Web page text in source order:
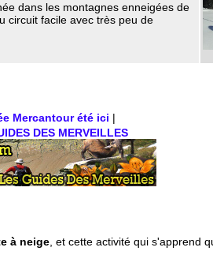
dans les montagnes enneigées de
circuit facile avec très peu de
Mercantour été ici |
DES MERVEILLES
à neige, et cette activité qui s'apprend